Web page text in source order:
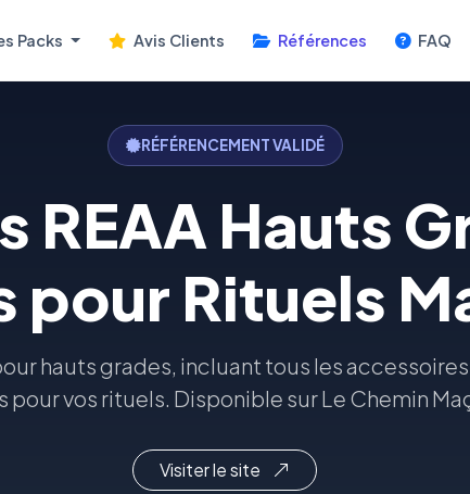
Packs Avis Clients Références FAQ
RÉFÉRENCEMENT VALIDÉ
REAA Hauts
pour Rituels
hauts grades, incluant tous les
pour vos rituels. Disponible sur Le Chemin
Visiter le site